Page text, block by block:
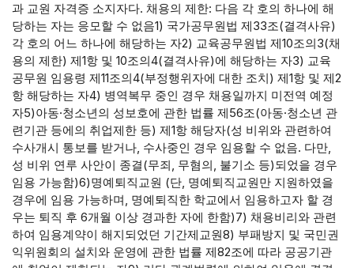
과 교원 자격증 소지자다. 채용의 제한: 다음 각 호의 하나에 해
당하는 자는 응모할 수 없음1) 국가공무원법 제33조(결격사유)
각 호의 어느 하나에 해당하는 자2) 교육공무원법 제10조의3(채
용의 제한) 제1항 및 10조의4(결격사유)에 해당하는 자3) 교육
공무원 임용령 제11조의4(부정행위자에 대한 조치) 제1항 및 제2
항 해당하는 자4) 병역복무 중인 경우 채용일까지 미전역 예정
자5)아동·청소년의 성보호에 관한 법률 제56조(아동·청소년 관
련기관 등에의 취업제한 등) 제1항 해당자(성 비위와 관련하여
수사개시 통보를 받거나, 수사중인 경우 임용할 수 없음. 다만,
성 비위 연루 사안이 종결(무죄, 무혐의, 불기소 등)되었을 경우
임용 가능함)6)명예퇴직교원 (단, 명예퇴직교원만 지원하였을
경우에 임용 가능하며, 명예퇴직한 학교에서 임용하고자 할 경
우는 퇴직 후 6개월 이상 경과한 자에 한함)7) 채용비리와 관련
하여 임용계약이 해지되었던 기간제교원8) 부패방지 및 국민권
익위원회의 설치와 운영에 관한 법률 제82조에 따라 공공기관